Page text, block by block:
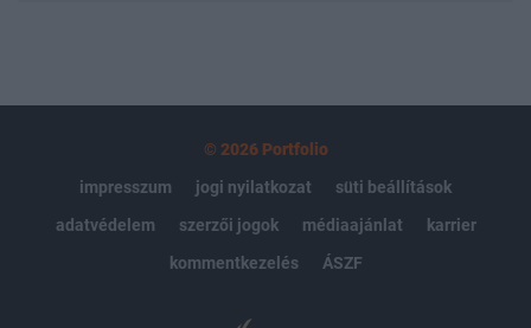
© 2026 Portfolio
impresszum
jogi nyilatkozat
süti beállítások
adatvédelem
szerzői jogok médiaajánlat
karrier
kommentkezelés
ÁSZF